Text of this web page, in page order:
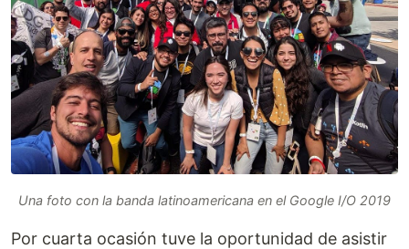
Una foto con la banda latinoamericana en el Google I/O 2019
Por cuarta ocasión tuve la oportunidad de asistir